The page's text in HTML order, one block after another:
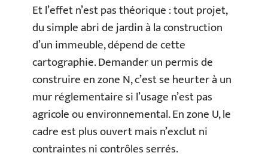
Et l’effet n’est pas théorique : tout projet,
du simple abri de jardin à la construction
d’un immeuble, dépend de cette
cartographie. Demander un permis de
construire en zone N, c’est se heurter à un
mur réglementaire si l’usage n’est pas
agricole ou environnemental. En zone U, le
cadre est plus ouvert mais n’exclut ni
contraintes ni contrôles serrés.